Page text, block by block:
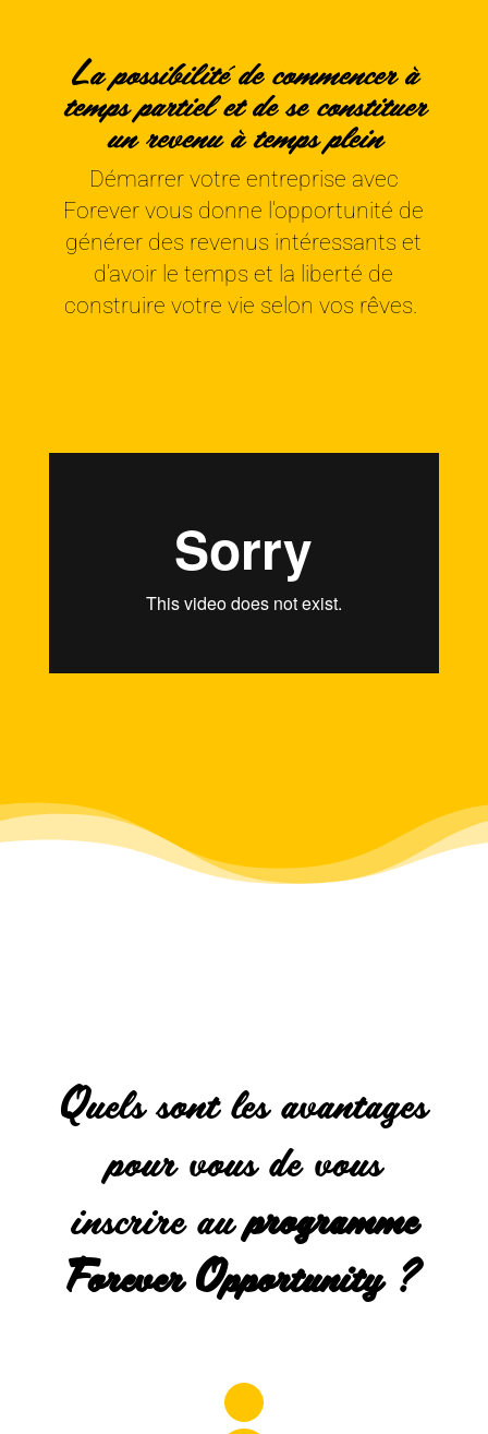
La possibilité de commencer à
temps partiel et de se constituer
un revenu à temps plein
Démarrer votre entreprise avec
Forever vous donne l'opportunité de
générer des revenus intéressants et
d'avoir le temps et la liberté de
construire votre vie selon vos rêves.
Quels sont les avantages
pour vous de vous
inscrire auprogramme
Forever Opportunity ?